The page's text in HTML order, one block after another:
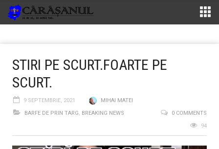
STIRI PE SCURT.FOARTE PE
SCURT.
9 SEPTEMBRIE, 2021
MIHAI MATEI
BARFE DE PRIN TARG, BREAKING NEWS
0 COMMENTS
94